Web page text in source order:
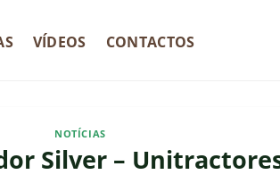
VÍDEOS CONTACTOS
NOTÍCIAS
Silver –